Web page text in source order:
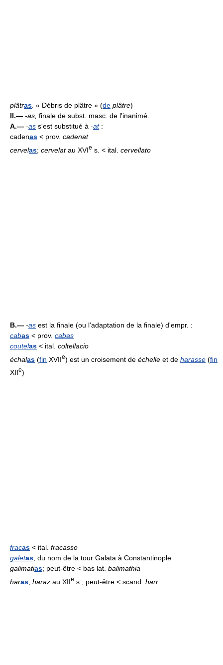
plâtras . « Débris de plâtre » (de plâtre)
II.— -as, finale de subst. masc. de l'inanimé.
A.— -as s'est substitué à -at:
cadenas < prov. cadenat
cervelas; cervelatau XVIe s. < ital. cervellato
B.— -as est la finale (ou l'adaptation de la finale) d'empr. :
cabas < prov. cabas
coutelas < ital. coltellacio
échalas (fin XVIIe) est un croisement de échelle et de harasse (fin
XIIe)
fracas < ital. fracasso
galetas , du nom de la tour Galata à Constantinople
galimatias; peut-être < bas lat. balimathia
haras; haraz au XIIe s.; peut-être < scand. harr